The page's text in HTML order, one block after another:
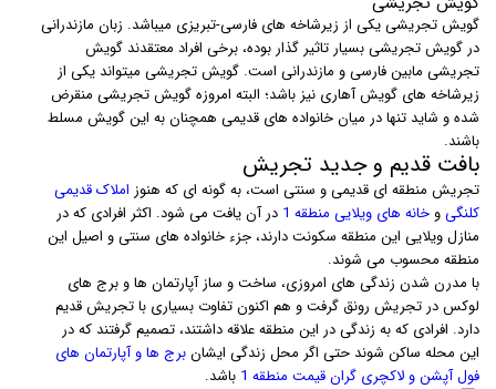
گویش تجریشی یکی از زیرشاخه های فارسی-تبریزی میباشد. زبان مازندرانی
در گویش تجریشی بسیار تاثیر گذار بوده، برخی افراد معتقدند گویش
تجریشی مابین فارسی و مازندرانی است. گویش تجریشی میتواند یکی از
زیرشاخه های گویش آهاری نیز باشد؛ البته امروزه گویش تجریشی منقرض
شده و شاید تنها در میان خانواده های قدیمی همچنان به این گویش مسلط
باشند.
بافت قدیم و جدید تجریش
تجریش منطقه ای قدیمی و سنتی است، به گونه ای که هنوز املاک قدیمی
کلنگیو خانه های ویلایی منطقه 1
در آن یافت می شود. اکثر افرادی که در
منازل ویلایی این منطقه سکونت دارند، جزء خانواده های سنتی و اصیل این
منطقه محسوب می شوند.
با مدرن شدن زندگی های امروزی، ساخت و ساز آپارتمان ها و برج های
لوکس در تجریش رونق گرفت و هم اکنون تفاوت بسیاری با تجریش قدیم
دارد. افرادی که به زندگی در این منطقه علاقه داشتند، تصمیم گرفتند که در
این محله ساکن شوند حتی اگر محل زندگی ایشانبرج ها و آپارتمان های
فول آپشن و لاکچری گران قیمت منطقه 1
باشد.